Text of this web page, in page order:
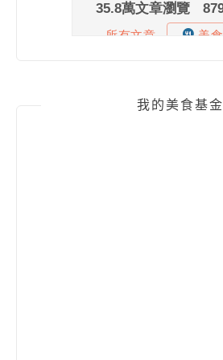
我的美食基金